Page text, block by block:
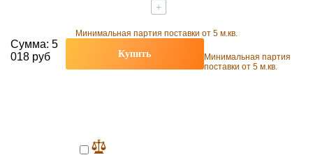
+
Минимальная партия поставки от 5 м.кв.
Сумма: 5
018 руб
Купить
Минимальная партия
поставки от 5 м.кв.